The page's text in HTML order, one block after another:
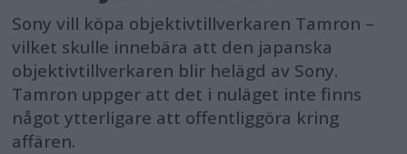
Sony vill köpa objektivtillverkaren Tamron –
vilket skulle innebära att den japanska
objektivtillverkaren blir helägd av Sony.
Tamron uppger att det i nuläget inte finns
något ytterligare att offentliggöra kring
affären.